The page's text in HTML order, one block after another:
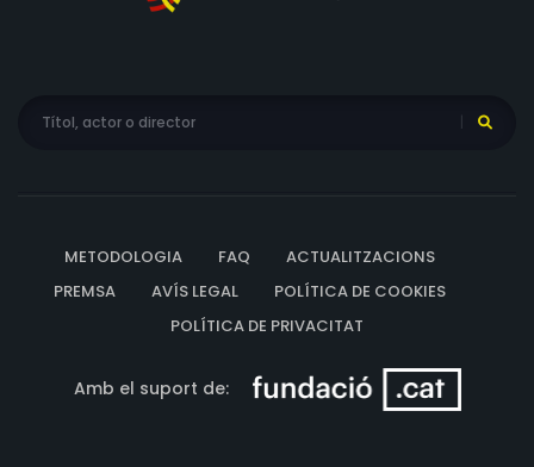
METODOLOGIA FAQ
ACTUALITZACIONS
PREMSA
AVÍS LEGAL
POLÍTICA DE COOKIES
POLÍTICA DE PRIVACITAT
Amb el suport de: